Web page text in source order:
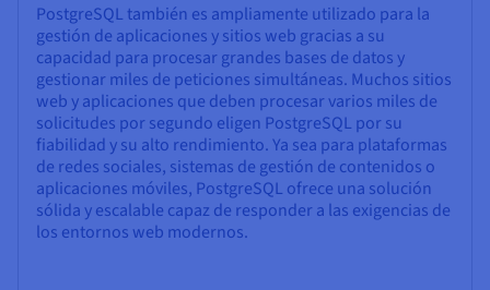
PostgreSQL también es ampliamente utilizado para la
gestión de aplicaciones y sitios web gracias a su
capacidad para procesar grandes bases de datos y
gestionar miles de peticiones simultáneas. Muchos sitios
web y aplicaciones que deben procesar varios miles de
solicitudes por segundo eligen PostgreSQL por su
fiabilidad y su alto rendimiento. Ya sea para plataformas
de redes sociales, sistemas de gestión de contenidos o
aplicaciones móviles, PostgreSQL ofrece una solución
sólida y escalable capaz de responder a las exigencias de
los entornos web modernos.